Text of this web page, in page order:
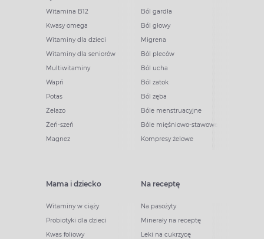
Witamina B12
Kwasy omega
Witaminy dla dzieci
Witaminy dla seniorów
Multiwitaminy
Wapń
Potas
Żelazo
Żeń-szeń
Magnez
Ból gardła
Ból głowy
Migrena
Ból pleców
Ból ucha
Ból zatok
Ból zęba
Bóle menstruacyjne
Bóle mięśniowo-stawowe
Kompresy żelowe
Mama i dziecko
Witaminy w ciąży
Probiotyki dla dzieci
Kwas foliowy
Na receptę
Na pasożyty
Minerały na receptę
Leki na cukrzycę